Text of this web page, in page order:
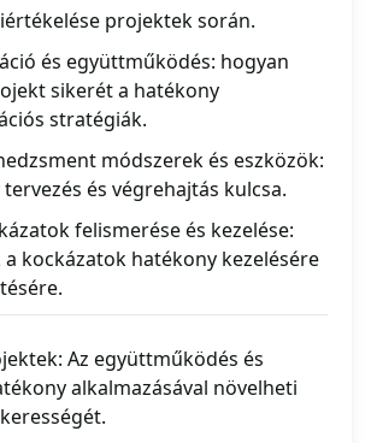
projektek során.
és együttműködés: hogyan
sikerét a hatékony
stratégiák.
módszerek és eszközök:
és végrehajtás kulcsa.
felismerése és kezelése:
kockázatok hatékony kezelésére
Az együttműködés és
alkalmazásával növelheti